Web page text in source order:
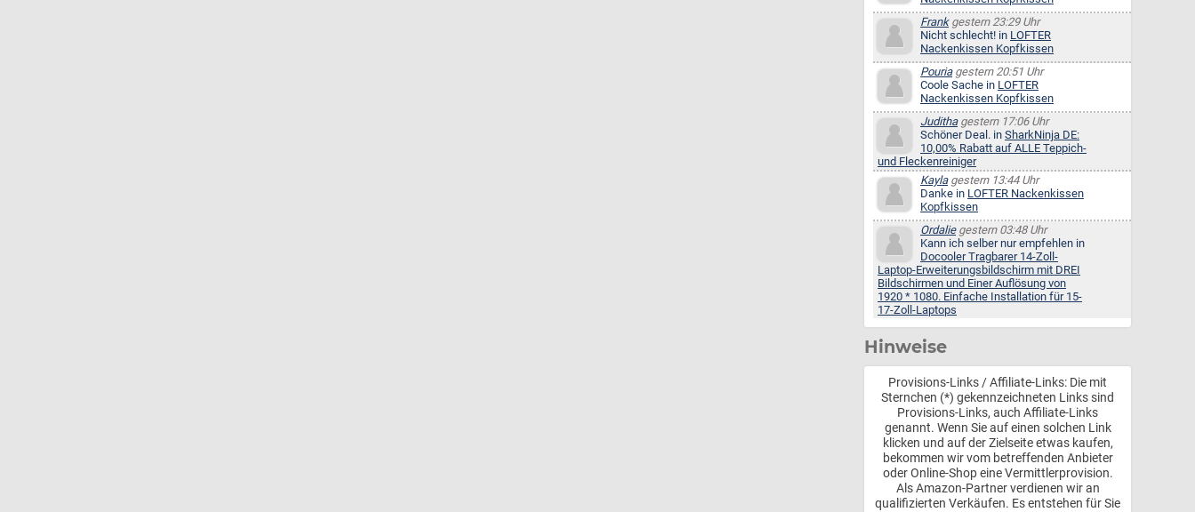
Frankgestern 23:29 Uhr
Nicht schlecht! in LOFTER
Nackenkissen Kopfkissen
Pouriagestern 20:51 Uhr
Coole Sache in LOFTER
Nackenkissen Kopfkissen
Judithagestern 17:06 Uhr
Schöner Deal. in SharkNinja DE:
10,00% Rabatt auf ALLE Teppich-
und Fleckenreiniger
Kaylagestern 13:44 Uhr
Danke in LOFTER Nackenkissen
Kopfkissen
Ordaliegestern 03:48 Uhr
Kann ich selber nur empfehlen in
Docooler Tragbarer 14-Zoll-
Laptop-Erweiterungsbildschirm mit DREI
Bildschirmen und Einer Auflösung von
1920 * 1080. Einfache Installation für 15-
17-Zoll-Laptops
Hinweise
Provisions-Links / Affiliate-Links: Die mit
Sternchen (*) gekennzeichneten Links sind
Provisions-Links, auch Affiliate-Links
genannt. Wenn Sie auf einen solchen Link
klicken und auf der Zielseite etwas kaufen,
bekommen wir vom betreffenden Anbieter
oder Online-Shop eine Vermittlerprovision.
Als Amazon-Partner verdienen wir an
qualifizierten Verkäufen. Es entstehen für Sie